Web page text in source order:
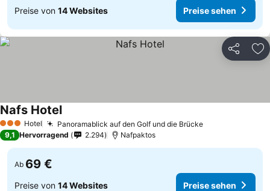
Preise von 14 Websites Preise sehen
Teilen
3 SterneHotel Panoramablick auf den Golf und die Brücke
Nafs Hotel
9,1 Hervorragend 2.294 Nafpaktos
Ab 69 €
Preise von 14 Websites Preise sehen